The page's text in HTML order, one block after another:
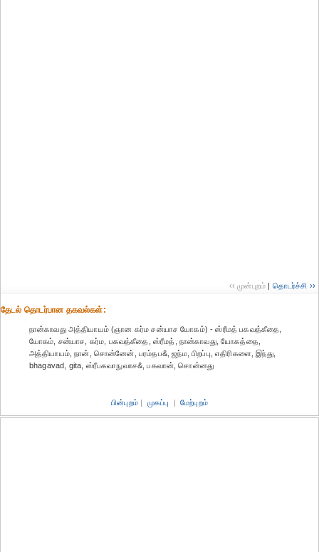
‹‹ முன்புறம் | தொடர்ச்சி ››
தேட‌ல் தொட‌ர்பான தகவ‌ல்க‌ள்:
நான்காவது அத்தியாயம் (ஞான கர்ம சன்யாச யோகம்) - ஸ்ரீமத் பகவத்கீதை,
யோகம், சன்யாச, கர்ம, பகவத்கீதை, ஸ்ரீமத், நான்காவது, யோகத்தை,
அத்தியாயம், நான், சொன்னேன், பரம்தப&, ஜந்ம, பிறப்பு, எதிரிகளை, இந்து,
bhagavad, gita, ஸ்ரீபகவாநுவாச&, பகவான், சொன்னது
பின்புறம் | முகப்பு | மேற்புறம்